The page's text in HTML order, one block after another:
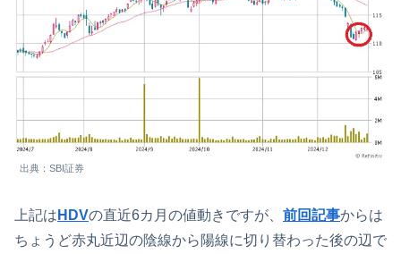
出典：SBI証券
上記は HDVの直近6カ月の値動きですが、 前回記事からは
ちょうど赤丸近辺の陰線から陽線に切り替わった後の辺で